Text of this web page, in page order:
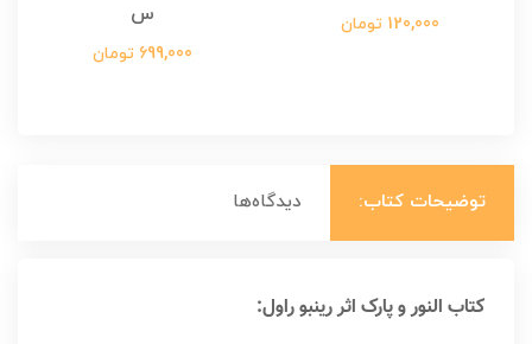
120,000 تومان
س
699,000 تومان
توضیحات کتاب: دیدگاه‌ها
کتاب النور و پارک اثر رینبو راول: